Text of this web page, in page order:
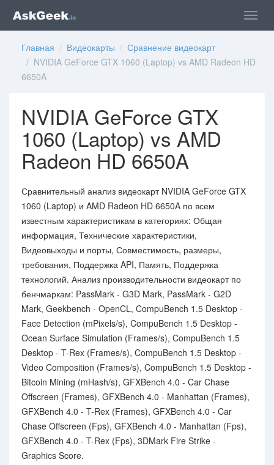
Главная / Видеокарты / Сравнение видеокарт
/ NVIDIA GeForce GTX 1060 (Laptop) vs AMD Radeon HD
6650A
NVIDIA GeForce GTX
1060 (Laptop) vs AMD
Radeon HD 6650A
Сравнительный анализ видеокарт NVIDIA GeForce GTX
1060 (Laptop) и AMD Radeon HD 6650A по всем
известным характеристикам в категориях: Общая
информация, Технические характеристики,
Видеовыходы и порты, Совместимость, размеры,
требования, Поддержка API, Память, Поддержка
технологий. Анализ производительности видеокарт по
бенчмаркам: PassMark - G3D Mark, PassMark - G2D
Mark, Geekbench - OpenCL, CompuBench 1.5 Desktop -
Face Detection (mPixels/s), CompuBench 1.5 Desktop -
Ocean Surface Simulation (Frames/s), CompuBench 1.5
Desktop - T-Rex (Frames/s), CompuBench 1.5 Desktop -
Video Composition (Frames/s), CompuBench 1.5 Desktop -
Bitcoin Mining (mHash/s), GFXBench 4.0 - Car Chase
Offscreen (Frames), GFXBench 4.0 - Manhattan (Frames),
GFXBench 4.0 - T-Rex (Frames), GFXBench 4.0 - Car
Chase Offscreen (Fps), GFXBench 4.0 - Manhattan (Fps),
GFXBench 4.0 - T-Rex (Fps), 3DMark Fire Strike -
Graphics Score.